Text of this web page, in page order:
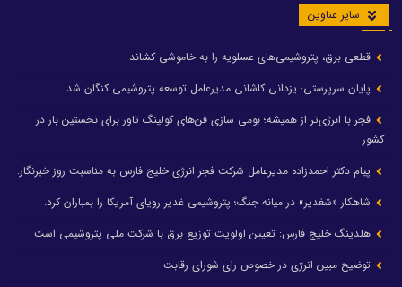
سایر عناوین
قطعی برق، پتروشیمی‌های عسلویه را به خاموشی کشاند
پایان سرپرستی؛ یزدانی کاشانی مدیرعامل توسعه پتروشیمی کنگان شد.
فجر با انرژی‌تر از همیشه؛ بومی سازی فن‌های کولینگ تاور برای نخستین بار در
کشور
پیام دکتر احمدزاده مدیرعامل شرکت فجر انرژی خلیج فارس به مناسبت روز خبرنگار:
شاهکار «شغدیر» در میانه جنگ؛ پتروشیمی غدیر رویای آمریکا را بمباران کرد.
هلدینگ خلیج فارس: تعیین اولویت توزیع برق با شرکت ملی پتروشیمی است
توضیح مبین انرژی در خصوص رای شورای رقابت